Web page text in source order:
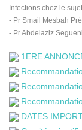
Infections chez le
- Pr Smail Mesbah
- Pr Abdelaziz
1ERE
DATES